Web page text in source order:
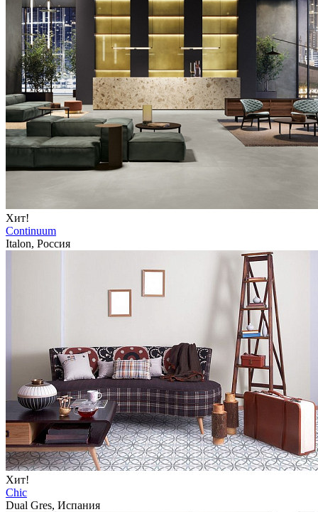
Хит!
Continuum
Italon, Россия
Хит!
Chic
Dual Gres, Испания